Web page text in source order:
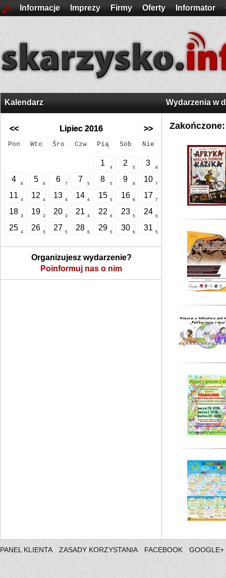
Informacje Imprezy Firmy Oferty Informator
Kalendarz
<< Lipiec 2016 >>
Pon Wto Śro Czw Pią Sob Nie
1
4
2
5
3
8
4
6
5
6
6
7
7
5
8
5
9
8
10
7
11
4
12
4
13
4
14
4
15
5
16
6
17
7
18
3
19
3
20
3
21
4
22
6
23
5
24
6
25
4
26
5
27
5
28
6
29
5
30
6
31
5
Organizujesz wydarzenie?
Poinformuj nas o nim
Wydarzenia w
Zakończone:
PANEL KLIENTA ZASADY KORZYSTANIA FACEBOOK GOOGLE+